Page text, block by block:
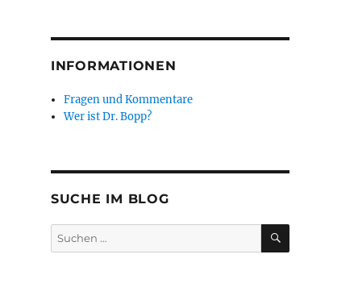
INFORMATIONEN
Fragen und Kommentare
Wer ist Dr. Bopp?
SUCHE IM BLOG
Suchen
nach:
SUCHEN